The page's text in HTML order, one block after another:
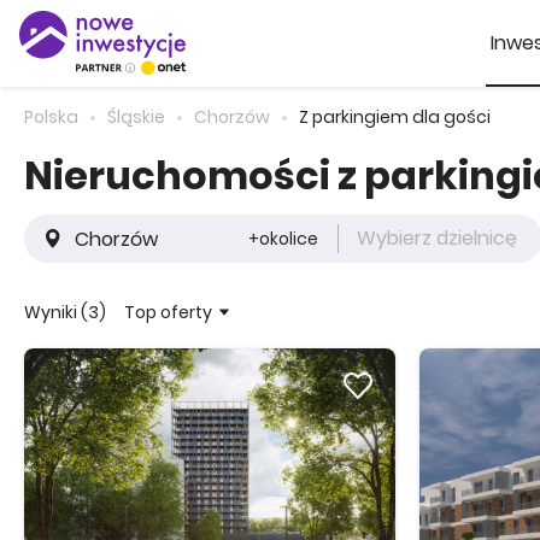
Polska Śląskie Chorzów Z parkingiem dla gości
Nieruchomości z
+okolice Wybierz dzielnicę
Wyniki (3) Top oferty